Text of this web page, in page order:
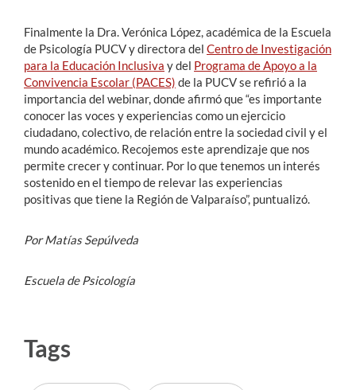
Finalmente la Dra. Verónica López, académica de la Escuela
de Psicología PUCV y directora del Centro de Investigación
para la Educación Inclusiva y del Programa de Apoyo a la
Convivencia Escolar (PACES) de la PUCV se refirió a la
importancia del webinar, donde afirmó que “es importante
conocer las voces y experiencias como un ejercicio
ciudadano, colectivo, de relación entre la sociedad civil y el
mundo académico. Recojemos este aprendizaje que nos
permite crecer y continuar. Por lo que tenemos un interés
sostenido en el tiempo de relevar las experiencias
positivas que tiene la Región de Valparaíso”, puntualizó.
Por Matías Sepúlveda
Escuela de Psicología
Tags